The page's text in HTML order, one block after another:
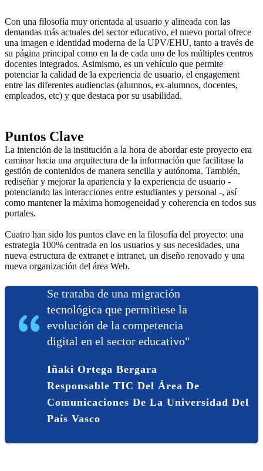
Con una filosofía muy orientada al usuario y alineada con las
demandas más actuales del sector educativo, el nuevo portal ofrece
una imagen e identidad moderna de la UPV/EHU, tanto a través de
su página principal como en la de cada uno de los múltiples centros
docentes integrados. Asimismo, es un vehículo que permite
potenciar la calidad de la experiencia de usuario, el engagement
entre las diferentes audiencias (alumnos, ex-alumnos, docentes,
empleados, etc) y que destaca por su usabilidad.
Puntos Clave
La intención de la institución a la hora de abordar este proyecto era
caminar hacia una arquitectura de la información que facilitase la
gestión de contenidos de manera sencilla y autónoma. También,
rediseñar y mejorar la apariencia y la experiencia de usuario -
potenciando las interacciones entre estudiantes y personal -, así
como mantener la máxima homogeneidad y coherencia en todos sus
portales.
Cuatro han sido los puntos clave en la filosofía del proyecto: una
estrategia 100% centrada en los usuarios y sus necesidades, una
nueva estructura de extranet e intranet, un diseño renovado y una
nueva organización del área Web.
Se trataba de una migración
tecnológica que permitiese la
evolución de la competencia
digital en el sector educativo"
Iñaki Ortega Bergara
Responsable TIC Del Área De
Comunicaciones De La Universidad Del
País Vasco